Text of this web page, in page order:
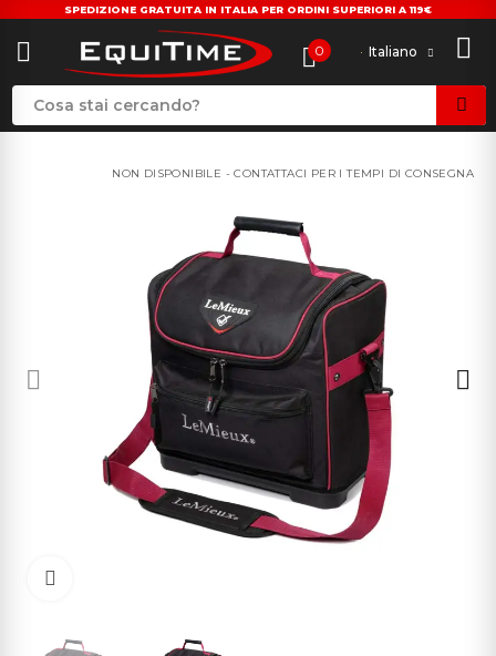
SPEDIZIONE GRATUITA IN ITALIA PER ORDINI SUPERIORI A 119€
0 Italiano
NON DISPONIBILE - CONTATTACI PER I TEMPI DI CONSEGNA